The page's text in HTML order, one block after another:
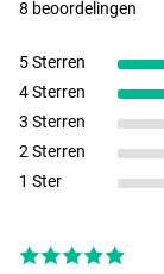
- Werpgewicht: 2-12g
Savage Gear SG4
- Lengte: 243cm
- Transportlengte:
8 beoordelingen
5 Sterren
4 Sterren
3 Sterren
2 Sterren
1 Ster